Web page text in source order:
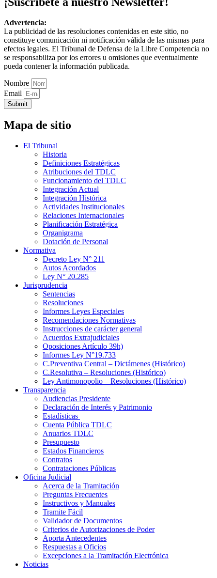
Advertencia:
La publicidad de las resoluciones contenidas en este sitio, no
constituye comunicación ni notificación válida de las mismas para
efectos legales. El Tribunal de Defensa de la Libre Competencia no
se responsabiliza por los errores u omisiones que eventualmente
pueda contener la información publicada.
Nombre
Email
Submit
Mapa de sitio
El Tribunal
Historia
Definiciones Estratégicas
Atribuciones del TDLC
Funcionamiento del TDLC
Integración Actual
Integración Histórica
Actividades Institucionales
Relaciones Internacionales
Planificación Estratégica
Organigrama
Dotación de Personal
Normativa
Decreto Ley N° 211
Autos Acordados
Ley N° 20.285
Jurisprudencia
Sentencias
Resoluciones
Informes Leyes Especiales
Recomendaciones Normativas
Instrucciones de carácter general
Acuerdos Extrajudiciales
Oposiciones Artículo 39h)
Informes Ley N°19.733
C.Preventiva Central – Dictámenes (Histórico)
C.Resolutiva – Resoluciones (Histórico)
Ley Antimonopolio – Resoluciones (Histórico)
Transparencia
Audiencias Presidente
Declaración de Interés y Patrimonio
Estadísticas
Cuenta Pública TDLC
Anuarios TDLC
Presupuesto
Estados Financieros
Contratos
Contrataciones Públicas
Oficina Judicial
Acerca de la Tramitación
Preguntas Frecuentes
Instructivos y Manuales
Tramite Fácil
Validador de Documentos
Criterios de Autorizaciones de Poder
Aporta Antecedentes
Respuestas a Oficios
Excepciones a la Tramitación Electrónica
Noticias